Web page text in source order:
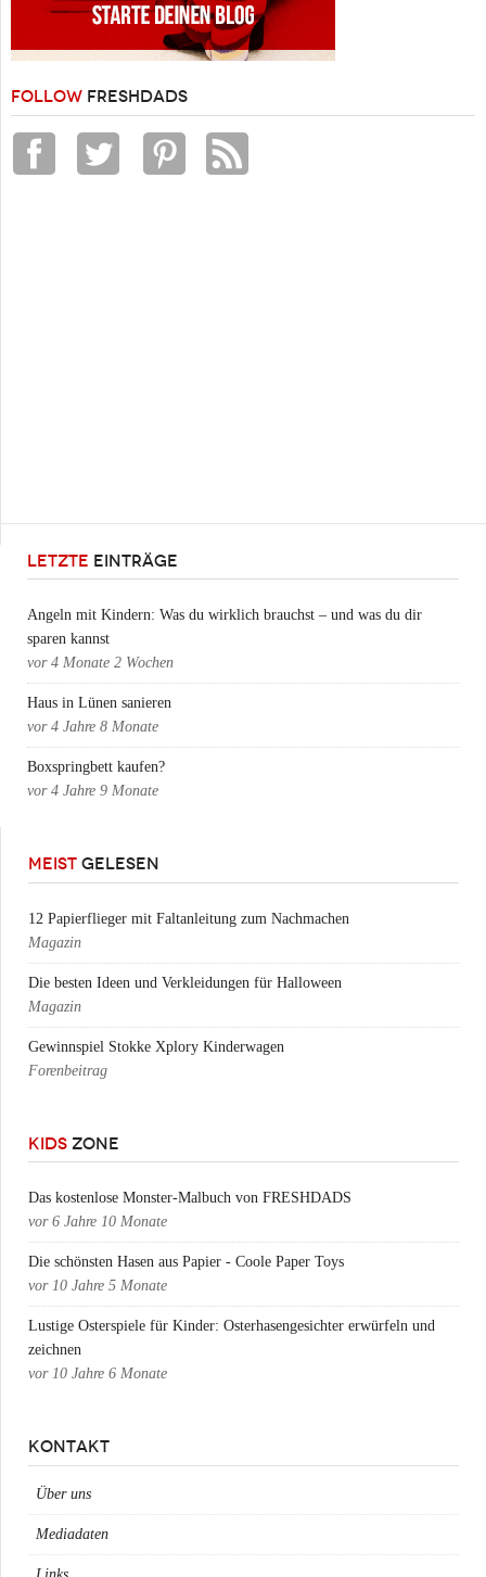
FOLLOW FRESHDADS
LETZTE EINTRÄGE
Angeln mit Kindern: Was du wirklich brauchst – und was du dir
sparen kannst
vor 4 Monate 2 Wochen
Haus in Lünen sanieren
vor 4 Jahre 8 Monate
Boxspringbett kaufen?
vor 4 Jahre 9 Monate
MEIST GELESEN
12 Papierflieger mit Faltanleitung zum Nachmachen
Magazin
Die besten Ideen und Verkleidungen für Halloween
Magazin
Gewinnspiel Stokke Xplory Kinderwagen
Forenbeitrag
KIDS ZONE
Das kostenlose Monster-Malbuch von FRESHDADS
vor 6 Jahre 10 Monate
Die schönsten Hasen aus Papier - Coole Paper Toys
vor 10 Jahre 5 Monate
Lustige Osterspiele für Kinder: Osterhasengesichter erwürfeln und
zeichnen
vor 10 Jahre 6 Monate
KONTAKT
Über uns
Mediadaten